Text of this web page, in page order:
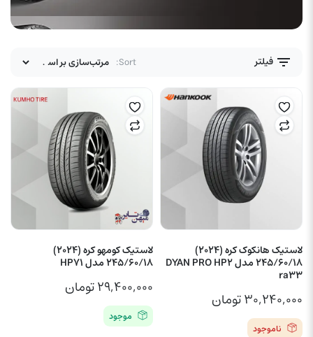
فیلتر Sort:
لاستیک هانکوک کره (2024)
245/60/18 مدل DYAN PRO HP2
ra33
۳۰,۲۴۰,۰۰۰تومان
ناموجود
لاستیک کومهو کره (2024)
245/60/18 مدل HP71
۲۹,۴۰۰,۰۰۰تومان
موجود